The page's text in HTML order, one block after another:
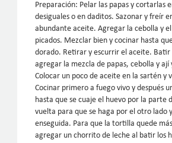
Preparación: Pelar las papas y cortarlas
desiguales o en daditos. Sazonar y freír
abundante aceite. Agregar la cebolla y
picados. Mezclar bien y cocinar hasta
dorado. Retirar y escurrir el aceite. Batir
agregar la mezcla de papas, cebolla y ají
Colocar un poco de aceite en la sartén y
Cocinar primero a fuego vivo y después
hasta que se cuaje el huevo por la parte
vuelta para que se haga por el otro lado
enseguida. Para que la tortilla quede
agregar un chorrito de leche al batir los